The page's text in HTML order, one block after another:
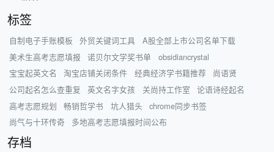
标签
自制电子手账模板 外贸关键词工具
A股全部上市公司名单下载
美术生高考志愿填报
诺贝尔文学奖书单
obsidiancrystal
宝宝起英文名
淘宝店铺关闭条件 经典经济学书籍推荐
尚语贤
公司起名怎么查重复
英文名字女孩 关尚持工作室
论语诗经起名
高考志愿规划
畅销哲学书 坑人猎头
chrome同步书签
尚气与十环传奇
多地高考志愿填报时间公布
存档